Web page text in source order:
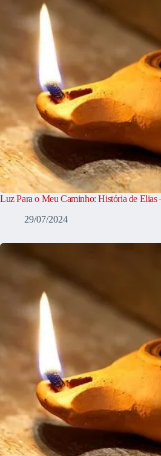
Luz Para o Meu Caminho: História de Elias
29/07/2024